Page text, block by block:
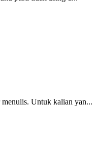
Untuk kalian yan...